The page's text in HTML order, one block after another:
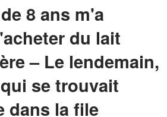
8 ans m'a
du lait
– Le lendemain,
se trouvait
dans la file